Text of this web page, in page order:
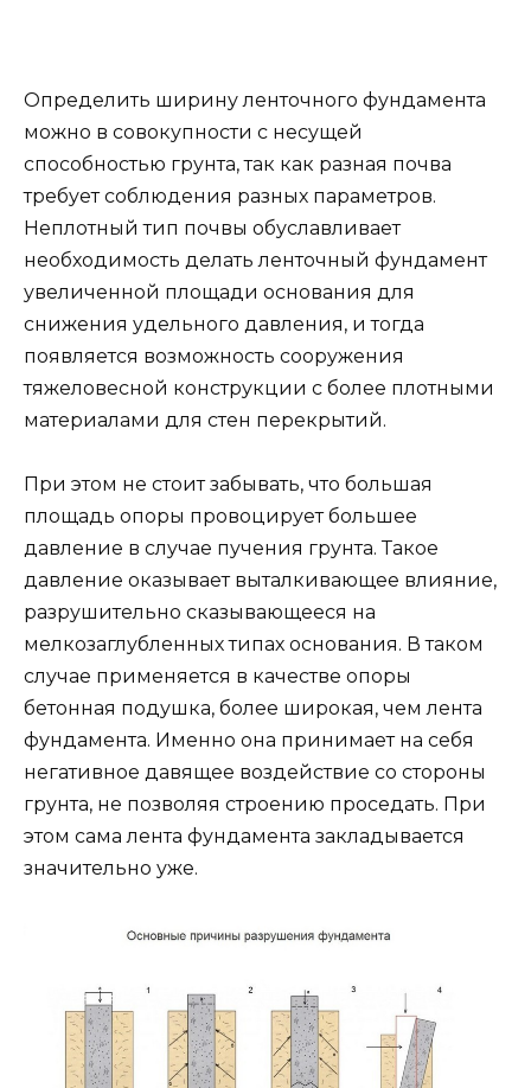
Определить ширину ленточного фундамента
можно в совокупности с несущей
способностью грунта, так как разная почва
требует соблюдения разных параметров.
Неплотный тип почвы обуславливает
необходимость делать ленточный фундамент
увеличенной площади основания для
снижения удельного давления, и тогда
появляется возможность сооружения
тяжеловесной конструкции с более плотными
материалами для стен перекрытий.
При этом не стоит забывать, что большая
площадь опоры провоцирует большее
давление в случае пучения грунта. Такое
давление оказывает выталкивающее влияние,
разрушительно сказывающееся на
мелкозаглубленных типах основания. В таком
случае применяется в качестве опоры
бетонная подушка, более широкая, чем лента
фундамента. Именно она принимает на себя
негативное давящее воздействие со стороны
грунта, не позволяя строению проседать. При
этом сама лента фундамента закладывается
значительно уже.